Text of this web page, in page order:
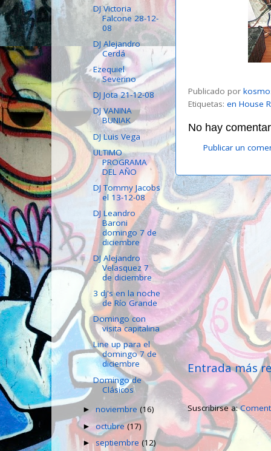
Publicado por
Etiquetas: en House
No hay
Publicar un
Entrada más
Suscribirse a:
DJ Victoria
Falcone 28-12-
08
DJ Alejandro
Cerdá
Ezequiel
Severino
DJ Jota 21-12-08
DJ VANINA
BUNIAK
DJ Luis Vega
ULTIMO
PROGRAMA
DEL AÑO
DJ Tommy Jacobs
el 13-12-08
DJ Leandro
Baroni
domingo 7 de
diciembre
DJ Alejandro
Velasquez 7
de diciembre
3 dj's en la noche
de Río Grande
Domingo con
visita capitalina
Line up para el
domingo 7 de
diciembre
Domingo de
Clásicos
►noviembre(16)
►octubre(17)
► septiembre(12)